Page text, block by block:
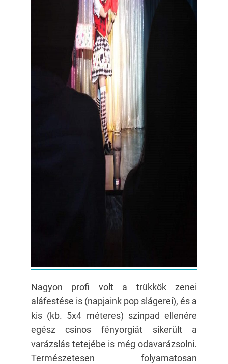
Nagyon profi volt a trükkök zenei
aláfestése is (napjaink pop slágerei), és a
kis (kb. 5x4 méteres) színpad ellenére
egész csinos fényorgiát sikerült a
varázslás tetejébe is még odavarázsolni.
Természetesen folyamatosan